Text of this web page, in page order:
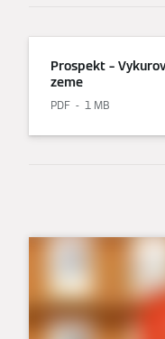
Prospekt –
zeme
PDF 1 MB